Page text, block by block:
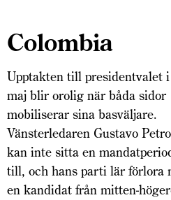
Colombia
Upptakten till presidentvalet i
maj blir orolig när båda sidor
mobiliserar sina basväljare.
Vänsterledaren Gustavo Petro
kan inte sitta en
till, och hans parti lär förlora
en kandidat från mitten-